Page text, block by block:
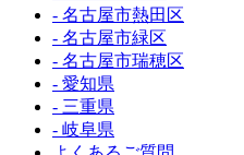
- 名古屋市熱田区
- 名古屋市緑区
- 名古屋市瑞穂区
- 愛知県
- 三重県
- 岐阜県